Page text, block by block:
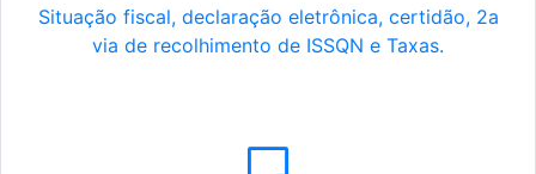
Situação fiscal, declaração eletrônica, certidão, 2a
via de recolhimento de ISSQN e Taxas.